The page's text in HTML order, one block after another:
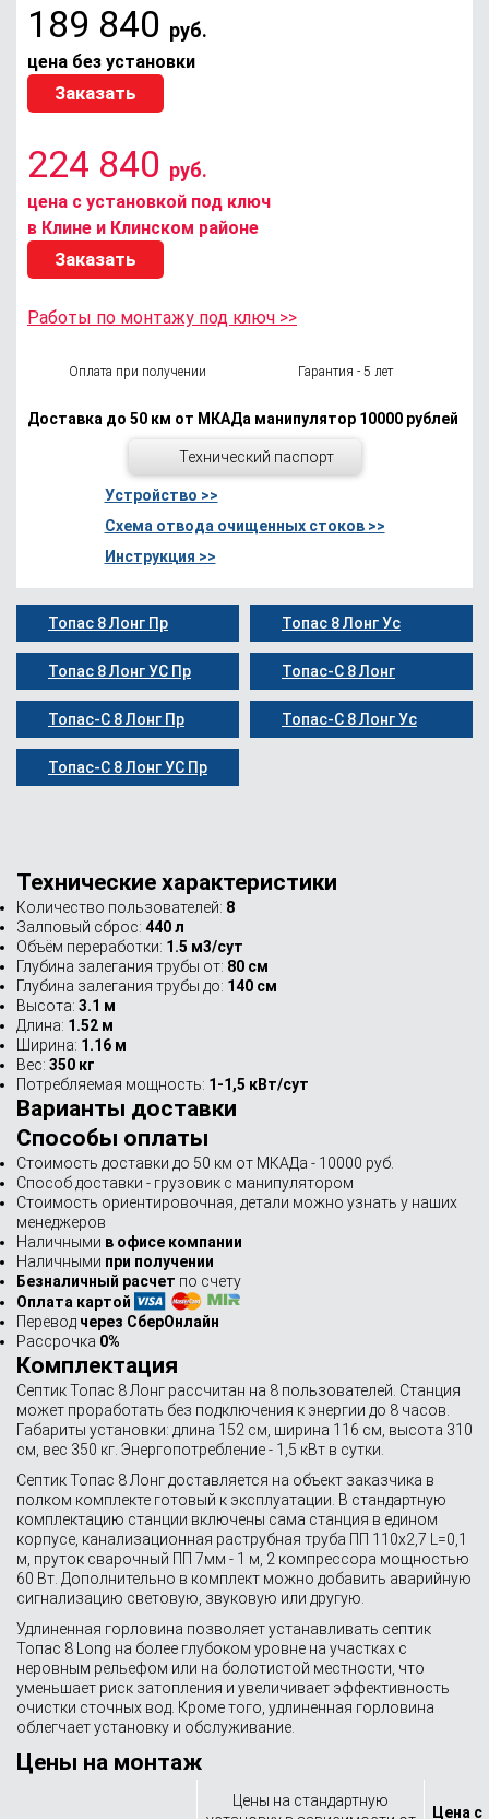
189 840 руб.
цена без установки
Заказать
224 840 руб.
цена с установкой под ключ
в Клине и Клинском районе
Заказать
Работы по монтажу под ключ >>
Оплата при получении Гарантия - 5 лет
Доставка до 50 км от МКАДа манипулятор 10000 рублей
Технический паспорт
Устройство >>
Схема отвода очищенных стоков >>
Инструкция >>
Топас 8 Лонг Пр Топас 8 Лонг Ус
Топас 8 Лонг УС Пр Топас-С 8 Лонг
Топас-С 8 Лонг Пр Топас-С 8 Лонг Ус
Топас-С 8 Лонг УС Пр
Технические характеристики
Количество пользователей: 8
Залповый сброс: 440 л
Объём переработки: 1.5 м3/сут
Глубина залегания трубы от: 80 см
Глубина залегания трубы до: 140 см
Высота: 3.1 м
Длина: 1.52 м
Ширина: 1.16 м
Вес: 350 кг
Потребляемая мощность: 1-1,5 кВт/сут
Варианты доставки
Способы оплаты
Стоимость доставки до 50 км от МКАДа - 10000 руб.
Способ доставки - грузовик с манипулятором
Стоимость ориентировочная, детали можно узнать у наших
менеджеров
Наличными в офисе компании
Наличными при получении
Безналичный расчет по счету
Оплата картой
Перевод через СберОнлайн
Рассрочка 0%
Комплектация
Септик Топас 8 Лонг рассчитан на 8 пользователей. Станция
может проработать без подключения к энергии до 8 часов.
Габариты установки: длина 152 см, ширина 116 см, высота 310
см, вес 350 кг. Энергопотребление - 1,5 кВт в сутки.
Септик Топас 8 Лонг доставляется на объект заказчика в
полком комплекте готовый к эксплуатации. В стандартную
комплектацию станции включены сама станция в едином
корпусе, канализационная раструбная труба ПП 110х2,7 L=0,1
м, пруток сварочный ПП 7мм - 1 м, 2 компрессора мощностью
60 Вт. Дополнительно в комплект можно добавить аварийную
сигнализацию световую, звуковую или другую.
Удлиненная горловина позволяет устанавливать септик
Топас 8 Long на более глубоком уровне на участках с
неровным рельефом или на болотистой местности, что
уменьшает риск затопления и увеличивает эффективность
очистки сточных вод. Кроме того, удлиненная горловина
облегчает установку и обслуживание.
Цены на монтаж
Цены на стандартную
Цена с